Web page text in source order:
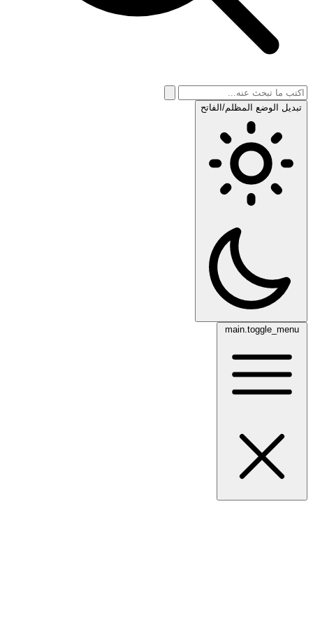
تبديل الوضع المظلم/الفاتح
main.toggle_menu